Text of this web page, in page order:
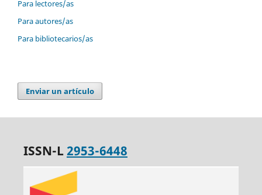
Para lectores/as
Para autores/as
Para bibliotecarios/as
Enviar un artículo
ISSN-L2953-6448